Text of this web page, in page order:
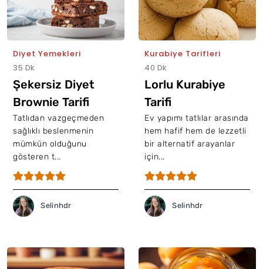
Diyet Yemekleri
35 Dk
Şekersiz Diyet
Brownie Tarifi
Tatlıdan vazgeçmeden
sağlıklı beslenmenin
mümkün olduğunu
gösteren t...
Selinhdr
Kurabiye Tarifleri
40 Dk
Lorlu Kurabiye
Tarifi
Ev yapımı tatlılar arasında
hem hafif hem de lezzetli
bir alternatif arayanlar
için...
Selinhdr